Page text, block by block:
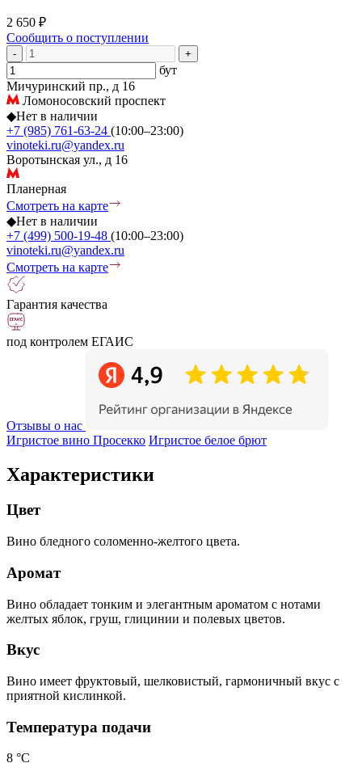
2 650 ₽
Сообщить о поступлении
- +
бут
Мичуринский пр., д 16
Ломоносовский проспект
◆Нет в наличии
+7 (985) 761-63-24 (10:00–23:00)
vinoteki.ru@yandex.ru
Воротынская ул., д 16
Планерная
Смотреть на карте
◆Нет в наличии
+7 (499) 500-19-48 (10:00–23:00)
vinoteki.ru@yandex.ru
Смотреть на карте
Гарантия качества
под контролем ЕГАИС
Отзывы о нас
Игристое вино Просекко Игристое белое брют
Характеристики
Цвет
Вино бледного соломенно-желтого цвета.
Аромат
Вино обладает тонким и элегантным ароматом с нотами
желтых яблок, груш, глицинии и полевых цветов.
Вкус
Вино имеет фруктовый, шелковистый, гармоничный вкус с
приятной кислинкой.
Температура подачи
8 °С